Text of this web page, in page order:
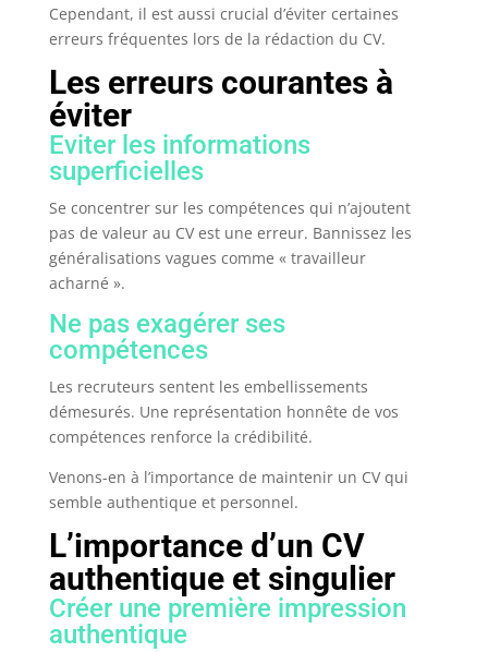
Cependant, il est aussi crucial d’éviter certaines
erreurs fréquentes lors de la rédaction du CV.
Les erreurs courantes à
éviter
Eviter les informations
superficielles
Se concentrer sur les compétences qui n’ajoutent
pas de valeur au CV est une erreur. Bannissez les
généralisations vagues comme « travailleur
acharné ».
Ne pas exagérer ses
compétences
Les recruteurs sentent les embellissements
démesurés. Une représentation honnête de vos
compétences renforce la crédibilité.
Venons-en à l’importance de maintenir un CV qui
semble authentique et personnel.
L’importance d’un CV
authentique et singulier
Créer une première impression
authentique